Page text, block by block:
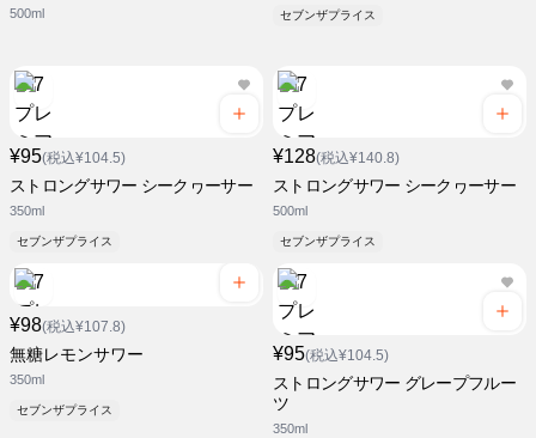
500ml セブンザプライス
¥95(税込¥104.5)
ストロングサワー シークヮーサー
350ml
セブンザプライス
¥128(税込¥140.8)
ストロングサワー シークヮーサー
500ml
セブンザプライス
¥98(税込¥107.8)
無糖レモンサワー
350ml
セブンザプライス
¥95(税込¥104.5)
ストロングサワー グレープフルー
ツ
350ml